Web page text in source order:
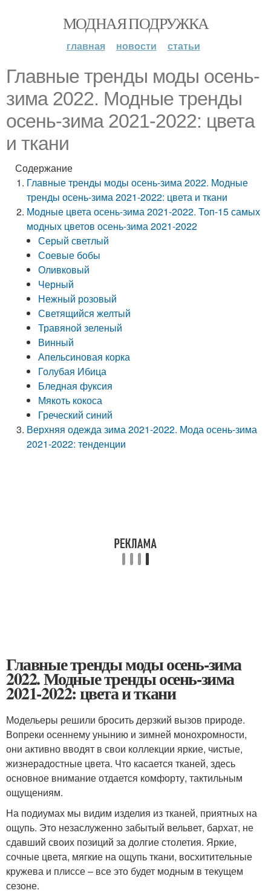
МОДНАЯ ПОДРУЖКА
главная новости статьи
Главные тренды моды осень-
зима 2022. Модные тренды
осень-зима 2021-2022: цвета
и ткани
Содержание
Главные тренды моды осень-зима 2022. Модные
тренды осень-зима 2021-2022: цвета и ткани
Модные цвета осень-зима 2021-2022. Топ-15 самых
модных цветов осень-зима 2021-2022
Серый светлый
Соевые бобы
Оливковый
Черный
Нежный розовый
Светящийся желтый
Травяной зеленый
Винный
Апельсиновая корка
Голубая Ибица
Бледная фуксия
Мякоть кокоса
Греческий синий
Верхняя одежда зима 2021-2022. Мода осень-зима
2021-2022: тенденции
Главные тренды моды осень-зима
2022. Модные тренды осень-зима
2021-2022: цвета и ткани
Модельеры решили бросить дерзкий вызов природе.
Вопреки осеннему унынию и зимней монохромности,
они активно вводят в свои коллекции яркие, чистые,
жизнерадостные цвета. Что касается тканей, здесь
основное внимание отдается комфорту, тактильным
ощущениям.
На подиумах мы видим изделия из тканей, приятных на
ощупь. Это незаслуженно забытый вельвет, бархат, не
сдавший своих позиций за долгие столетия. Яркие,
сочные цвета, мягкие на ощупь ткани, восхитительные
кружева и плиссе – все это будет модным в текущем
сезоне.